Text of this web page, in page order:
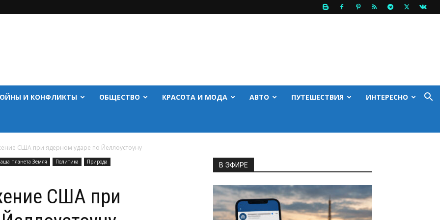
И КОНФЛИКТЫ ОБЩЕСТВО КРАСОТА И МОДА АВТО ПУТЕШЕСТВИЯ ИНТЕРЕСНО
США при ядерном ударе по Йеллоустоуну
планета Земля Политика
Природа
США при
В ЭФИРЕ